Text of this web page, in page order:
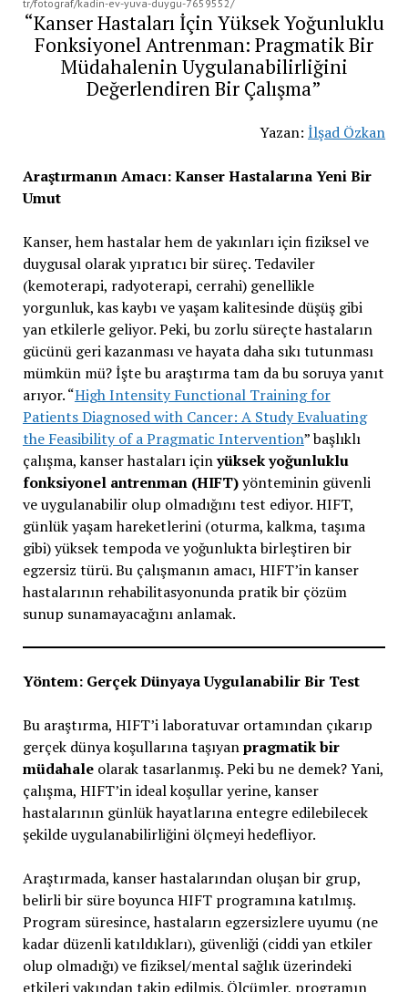
tr/fotograf/kadin-ev-yuva-duygu-7659552/
“Kanser Hastaları İçin Yüksek Yoğunluklu
Fonksiyonel Antrenman: Pragmatik Bir
Müdahalenin Uygulanabilirliğini
Değerlendiren Bir Çalışma”
Yazan:İlşad Özkan
Araştırmanın Amacı: Kanser Hastalarına Yeni Bir
Umut
Kanser, hem hastalar hem de yakınları için fiziksel ve
duygusal olarak yıpratıcı bir süreç. Tedaviler
(kemoterapi, radyoterapi, cerrahi) genellikle
yorgunluk, kas kaybı ve yaşam kalitesinde düşüş gibi
yan etkilerle geliyor. Peki, bu zorlu süreçte hastaların
gücünü geri kazanması ve hayata daha sıkı tutunması
mümkün mü? İşte bu araştırma tam da bu soruya yanıt
arıyor. “High Intensity Functional Training for
Patients Diagnosed with Cancer: A Study Evaluating
the Feasibility of a Pragmatic Intervention” başlıklı
çalışma, kanser hastaları içinyüksek yoğunluklu
fonksiyonel antrenman (HIFT)yönteminin güvenli
ve uygulanabilir olup olmadığını test ediyor. HIFT,
günlük yaşam hareketlerini (oturma, kalkma, taşıma
gibi) yüksek tempoda ve yoğunlukta birleştiren bir
egzersiz türü. Bu çalışmanın amacı, HIFT’in kanser
hastalarının rehabilitasyonunda pratik bir çözüm
sunup sunamayacağını anlamak.
Yöntem: Gerçek Dünyaya Uygulanabilir Bir Test
Bu araştırma, HIFT’i laboratuvar ortamından çıkarıp
gerçek dünya koşullarına taşıyanpragmatik bir
müdahaleolarak tasarlanmış. Peki bu ne demek? Yani,
çalışma, HIFT’in ideal koşullar yerine, kanser
hastalarının günlük hayatlarına entegre edilebilecek
şekilde uygulanabilirliğini ölçmeyi hedefliyor.
Araştırmada, kanser hastalarından oluşan bir grup,
belirli bir süre boyunca HIFT programına katılmış.
Program süresince, hastaların egzersizlere uyumu (ne
kadar düzenli katıldıkları), güvenliği (ciddi yan etkiler
olup olmadığı) ve fiziksel/mental sağlık üzerindeki
etkileri yakından takip edilmiş. Ölçümler, programın